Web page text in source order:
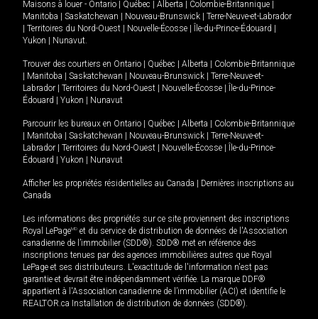
Maisons à louer - Ontario Québec Alberta Colombie-Britannique
Manitoba
Saskatchewan Nouveau-Brunswick
Terre-Neuve-et-Labrador
Territoires du Nord-Ouest Nouvelle-Écosse Île-du-Prince-Édouard
Yukon
Nunavut.
Trouver des courtiers en Ontario Québec Alberta
Colombie-Britannique
Manitoba Saskatchewan Nouveau-Brunswick
Terre-Neuve-et-
Labrador
Territoires du Nord-Ouest Nouvelle-Écosse
Île-du-Prince-
Édouard
Yukon Nunavut
Parcourir les bureaux en Ontario Québec Alberta
Colombie-Britannique
Manitoba Saskatchewan Nouveau-Brunswick
Terre-Neuve-et-
Labrador
Territoires du Nord-Ouest Nouvelle-Écosse
Île-du-Prince-
Édouard
Yukon Nunavut
Afficher les propriétés résidentielles au Canada
Dernières inscriptions au
Canada
Les informations des propriétés sur ce site proviennent des inscriptions
Royal LePageMD et du service de distribution de données de l'Association
canadienne de l’immobilier (SDD®). SDD® met en référence des
inscriptions tenues par des agences immobilières autres que Royal
LePage et ses distributeurs. L'exactitude de l'information n'est pas
garantie et devrait être indépendamment vérifiée. La marque DDF®
appartient à l'Association canadienne de l’immobilier (ACI) et identifie le
REALTOR.ca Installation de distribution de données (SDD®).